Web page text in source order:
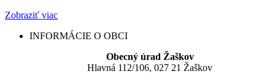
Zobraziť viac
INFORMÁCIE O OBCI
Obecný úrad Žaškov
Hlavná 112/106, 027 21 Žaškov